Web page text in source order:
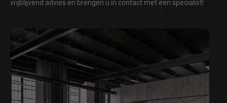
vrijblijvend advies en brengen u in contact met een specialist!